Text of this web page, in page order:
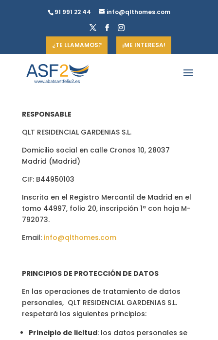
91 991 22 44 info@qlthomes.com
¿TE LLAMAMOS? ¡ME INTERESA!
RESPONSABLE
QLT RESIDENCIAL GARDENIAS S.L.
Domicilio social en calle Cronos 10, 28037
Madrid (Madrid)
CIF: B44950103
Inscrita en el Registro Mercantil de Madrid en el
tomo 44997, folio 20, inscripción 1ª con hoja M-
792073.
Email: info@qlthomes.com
PRINCIPIOS DE PROTECCIÓN DE DATOS
En las operaciones de tratamiento de datos
personales, QLT RESIDENCIAL GARDENIAS S.L.
respetará los siguientes principios:
Principio de licitud: los datos personales se